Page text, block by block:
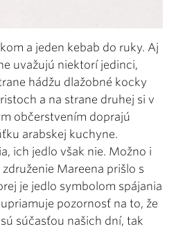
a jeden kebab do ruky. Aj
uvažujú niektorí jedinci,
hádžu dlažobné kocky
a na strane druhej si v
občerstvením doprajú
arabskej kuchyne.
ich jedlo však nie. Možno i
Mareena prišlo s
je jedlo symbolom spájania
pozornosť na to, že
súčasťou našich dní, tak